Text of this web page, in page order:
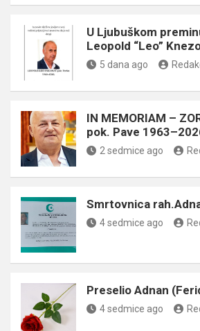
U Ljubuškom
Leopold “Leo”
5 dana ago
IN MEMORIAM –
pok. Pave
2 sedmice ago
Smrtovnica
4 sedmice ago
Preselio Adnan
4 sedmice ago